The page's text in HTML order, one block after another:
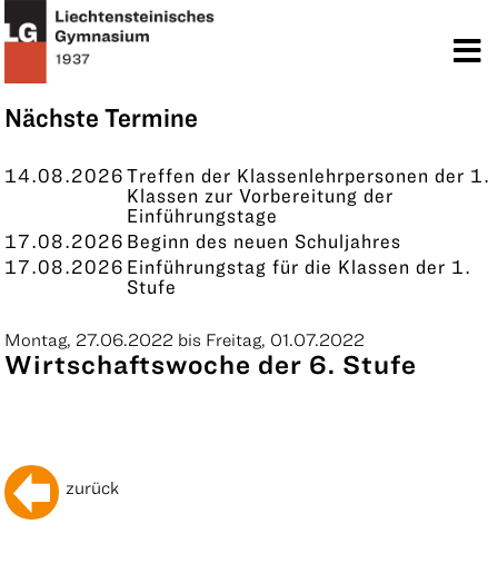
Nächste Termine
14.08.2026Treffen der Klassenlehrpersonen der 1.
Klassen zur Vorbereitung der
Einführungstage
17.08.2026 Beginn des neuen Schuljahres
17.08.2026 Einführungstag für die Klassen der 1.
Stufe
KONTAKT
Montag, 27.06.2022 bis Freitag, 01.07.2022
Wirtschaftswoche der 6. Stufe
zurück